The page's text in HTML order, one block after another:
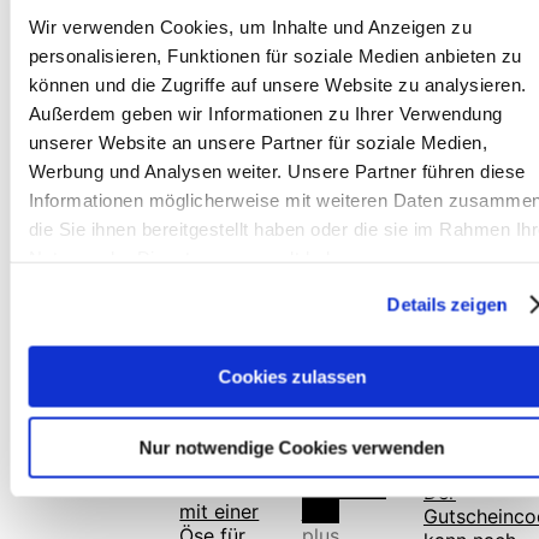
Wir verwenden Cookies, um Inhalte und Anzeigen zu
personalisieren, Funktionen für soziale Medien anbieten zu
können und die Zugriffe auf unsere Website zu analysieren.
Außerdem geben wir Informationen zu Ihrer Verwendung
unserer Website an unsere Partner für soziale Medien,
Werbung und Analysen weiter. Unsere Partner führen diese
Informationen möglicherweise mit weiteren Daten
die Sie ihnen bereitgestellt haben oder die sie im Rahmen
Details zeigen
Cookies zulassen
Nur notwendige Cookies verwenden
58,00€ In
shopping
cart
plus
Shipping
costs
Add to
wishlist
Neck
Salami,
Large
58,00€ In